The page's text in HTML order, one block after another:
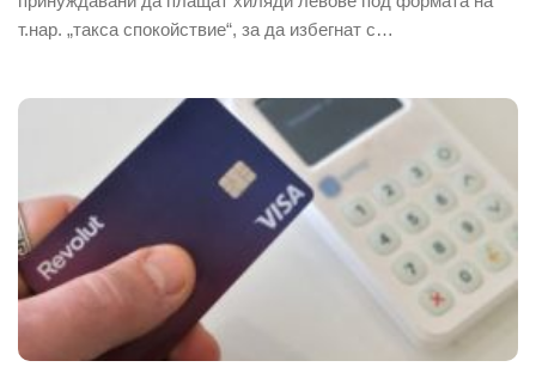
т.нар. „такса спокойствие“, за да избегнат с…